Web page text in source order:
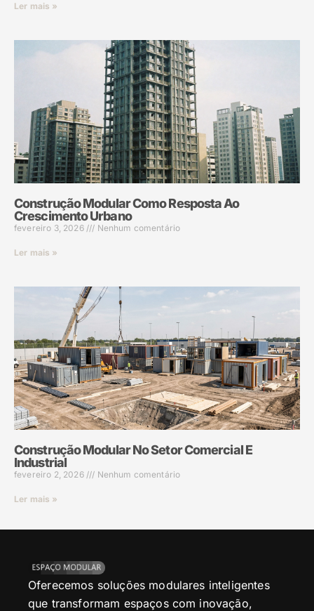
Ler mais »
Construção Modular Como Resposta Ao
Crescimento Urbano
fevereiro 3, 2026 Nenhum comentário
Ler mais »
Construção Modular No Setor Comercial E
Industrial
fevereiro 2, 2026 Nenhum comentário
Ler mais »
Oferecemos soluções modulares inteligentes
que transformam espaços com inovação,